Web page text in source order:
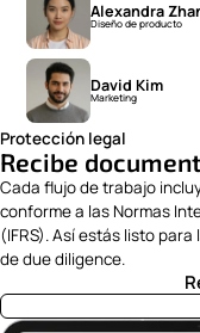
Alexandra
Diseño de producto
David Kim
Marketing
Protección legal
Recibe
Cada flujo de trabajo
conforme a las Normas
(IFRS). Así estás listo
de due diligence.